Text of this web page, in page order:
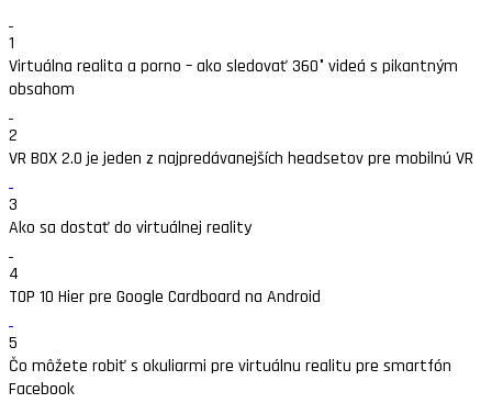
1
Virtuálna realita a porno – ako sledovať 360° videá s pikantným
obsahom
2
VR BOX 2.0 je jeden z najpredávanejších headsetov pre mobilnú VR
3
Ako sa dostať do virtuálnej reality
4
TOP 10 Hier pre Google Cardboard na Android
5
Čo môžete robiť s okuliarmi pre virtuálnu realitu pre smartfón
Facebook